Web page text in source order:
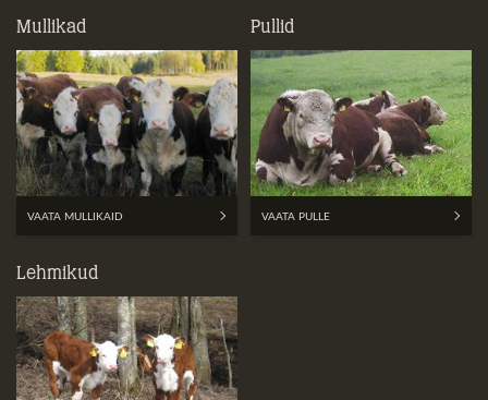
Mullikad
VAATA MULLIKAID
Pullid
VAATA PULLE
Lehmikud